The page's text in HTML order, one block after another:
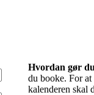
Hvordan gør
du booke. For
kalenderen skal